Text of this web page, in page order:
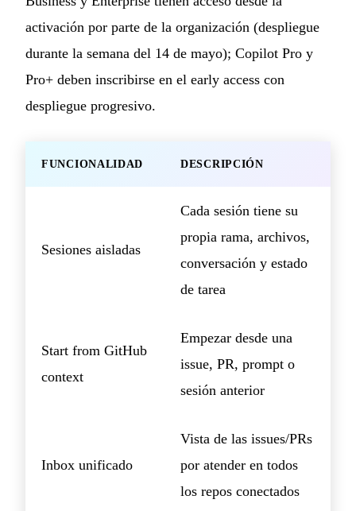
activación por parte de la organización (despliegue
durante la semana del 14 de mayo); Copilot Pro y
Pro+ deben inscribirse en el early access con
despliegue progresivo.
FUNCIONALIDAD DESCRIPCIÓN
Sesiones aisladas
Cada sesión tiene su
propia rama, archivos,
conversación y estado
de tarea
Start from GitHub
context
Empezar desde una
issue, PR, prompt o
sesión anterior
Inbox unificado
Vista de las issues/PRs
por atender en todos
los repos conectados